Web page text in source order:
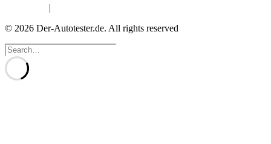
|
© 2026 Der-Autotester.de. All rights reserved